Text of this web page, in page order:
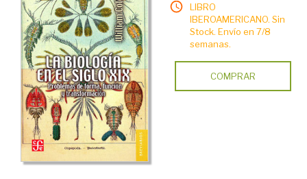
LIBRO
IBEROAMERICANO. Sin
Stock. Envío en 7/8
semanas.
COMPRAR